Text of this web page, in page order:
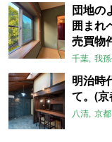
団地の
囲まれ
売買物
千葉 我
明治時
て。(
八清 京都